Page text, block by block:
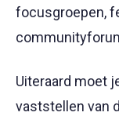
focusgroepen,
Uiteraard moet
vaststellen van